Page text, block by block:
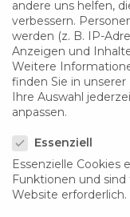
andere uns helfen,
verbessern.
werden (z. B. IP-
Anzeigen und
Weitere
finden Sie in unserer
Ihre Auswahl
anpassen.
Essenziell
Essenzielle
Funktionen und
Website erforderlich.